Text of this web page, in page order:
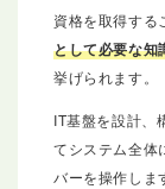
資格を取得する
として必要な知
挙げられます。
IT基盤を設計、
てシステム全体
バーを操作しま